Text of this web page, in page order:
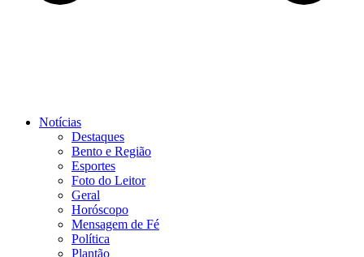
Notícias
Destaques
Bento e Região
Esportes
Foto do Leitor
Geral
Horóscopo
Mensagem de Fé
Política
Plantão